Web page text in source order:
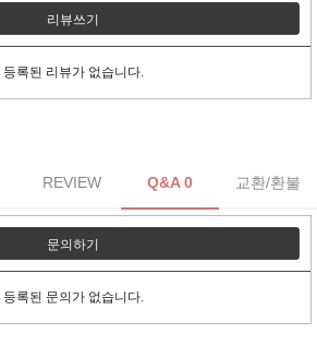
리뷰쓰기
등록된 리뷰가 없습니다.
REVIEW Q&A 0 교환/환불
문의하기
등록된 문의가 없습니다.